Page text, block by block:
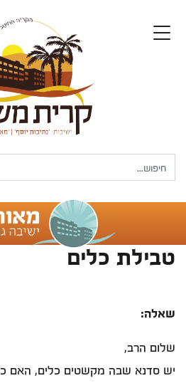
טבילת כלים
שאלה:
שלום הרב,
יש סדנא שבה מקשטים כלים, האם